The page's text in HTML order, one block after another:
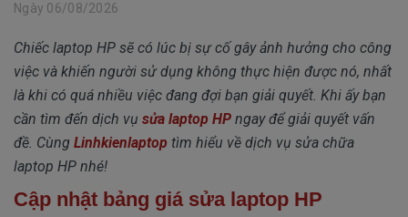
Ngày 06/08/2026
Chiếc laptop HP sẽ có lúc bị sự cố gây ảnh hưởng cho công
việc và khiến người sử dụng không thực hiện được nó, nhất
là khi có quá nhiều việc đang đợi bạn giải quyết. Khi ấy bạn
cần tìm đến dịch vụ sửa laptop HP ngay để giải quyết vấn
đề. Cùng Linhkienlaptop tìm hiểu về dịch vụ sửa chữa
laptop HP nhé!
Cập nhật bảng giá sửa laptop HP